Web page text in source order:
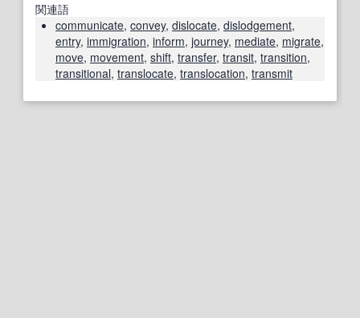
関連語
communicate, convey, dislocate, dislodgement,
entry, immigration, inform, journey, mediate, migrate,
move, movement, shift, transfer, transit, transition,
transitional, translocate, translocation, transmit